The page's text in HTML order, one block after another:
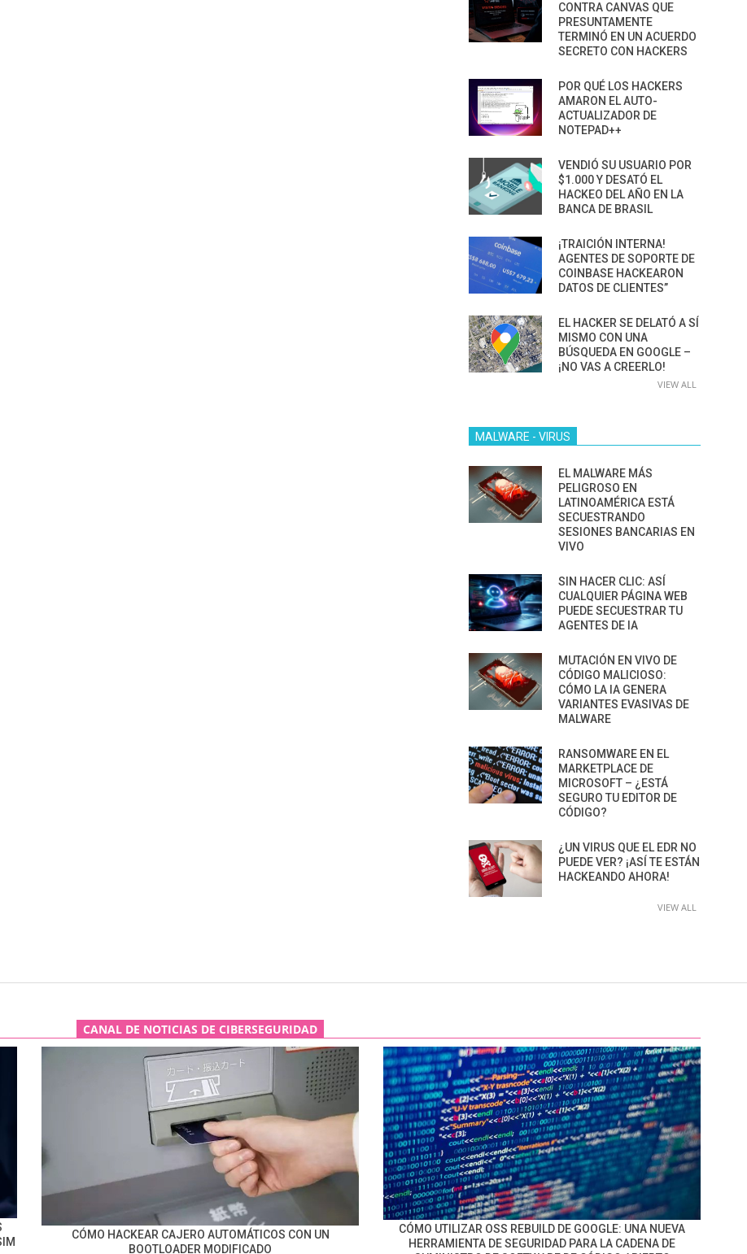
CONTRA CANVAS QUE
PRESUNTAMENTE
TERMINÓ EN UN ACUERDO
SECRETO CON HACKERS
POR QUÉ LOS HACKERS
AMARON EL AUTO-
ACTUALIZADOR DE
NOTEPAD++
VENDIÓ SU USUARIO POR
$1.000 Y DESATÓ EL
HACKEO DEL AÑO EN LA
BANCA DE BRASIL
¡TRAICIÓN INTERNA!
AGENTES DE SOPORTE DE
COINBASE HACKEARON
DATOS DE CLIENTES”
EL HACKER SE DELATÓ A SÍ
MISMO CON UNA
BÚSQUEDA EN GOOGLE –
¡NO VAS A CREERLO!
VIEW ALL
MALWARE - VIRUS
EL MALWARE MÁS
PELIGROSO EN
LATINOAMÉRICA ESTÁ
SECUESTRANDO
SESIONES BANCARIAS EN
VIVO
SIN HACER CLIC: ASÍ
CUALQUIER PÁGINA WEB
PUEDE SECUESTRAR TU
AGENTES DE IA
MUTACIÓN EN VIVO DE
CÓDIGO MALICIOSO:
CÓMO LA IA GENERA
VARIANTES EVASIVAS DE
MALWARE
RANSOMWARE EN EL
MARKETPLACE DE
MICROSOFT – ¿ESTÁ
SEGURO TU EDITOR DE
CÓDIGO?
¿UN VIRUS QUE EL EDR NO
PUEDE VER? ¡ASÍ TE ESTÁN
HACKEANDO AHORA!
VIEW ALL
CANAL DE NOTICIAS DE CIBERSEGURIDAD
CÓMO HACKEAR CAJERO AUTOMÁTICOS CON UN
BOOTLOADER MODIFICADO
CÓMO UTILIZAR OSS REBUILD DE GOOGLE: UNA NUEVA
HERRAMIENTA DE SEGURIDAD PARA LA CADENA DE